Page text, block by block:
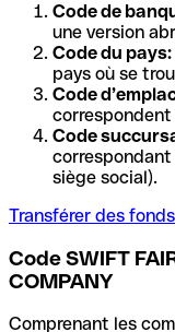
Code de
une version
Code du pays:
pays où se
Code
correspondent
Code
correspondant
siège social).
Transférer des
Code SWIFT
COMPANY
Comprenant les